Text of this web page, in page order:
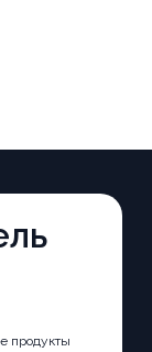
продукты